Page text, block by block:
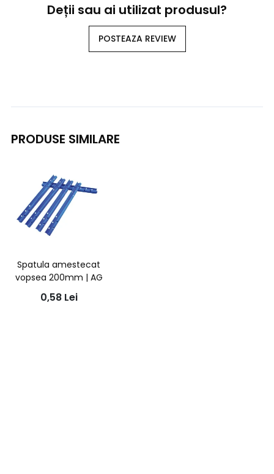
Deții sau ai utilizat produsul?
POSTEAZA REVIEW
PRODUSE SIMILARE
Spatula amestecat
vopsea 200mm | AG
0,58 Lei